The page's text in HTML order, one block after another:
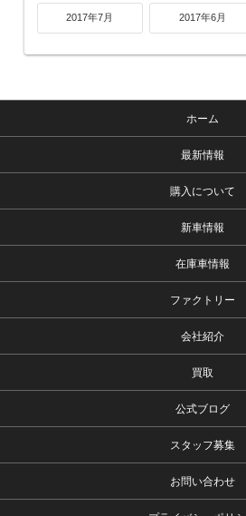
2017年7月 2017年6月
ホーム
最新情報
購入について
新車情報
在庫車情報
ファクトリー
会社紹介
買取
公式ブログ
スタッフ募集
お問い合わせ